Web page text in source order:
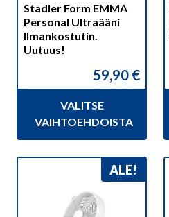
Stadler Form EMMA
Personal Ultraääni
Ilmankostutin.
Uutuus!
59,90 €
VALITSE
VAIHTOEHDOISTA
tuotteen
sivulla.
ALE!